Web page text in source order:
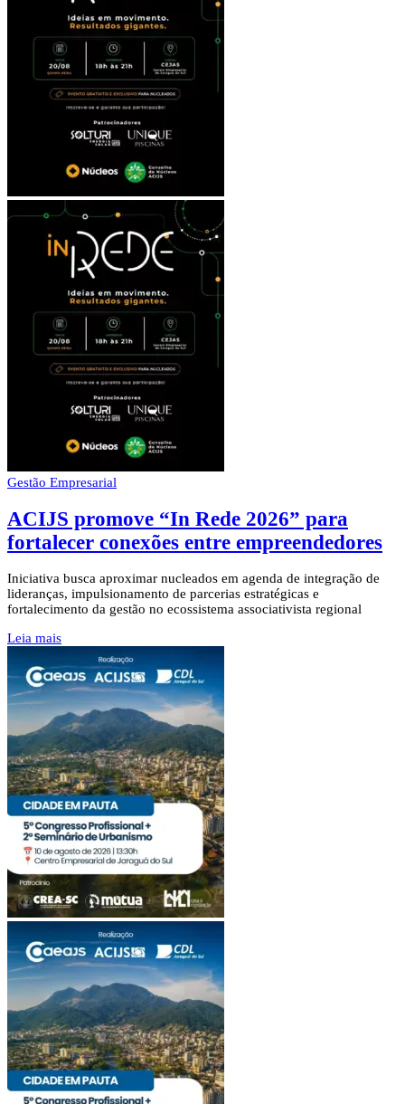
Gestão Empresarial
ACIJS promove “In Rede 2026” para
fortalecer conexões entre empreendedores
Iniciativa busca aproximar nucleados em agenda de integração de
lideranças, impulsionamento de parcerias estratégicas e
fortalecimento da gestão no ecossistema associativista regional
Leia mais